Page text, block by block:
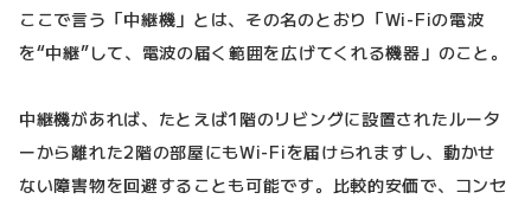
ここで言う「中継機」とは、その名のとおり「Wi-Fiの電波
を“中継”して、電波の届く範囲を広げてくれる機器」のこと。
中継機があれば、たとえば1階のリビングに設置されたルータ
ーから離れた2階の部屋にもWi-Fiを届けられますし、動かせ
ない障害物を回避することも可能です。比較的安価で、コンセ